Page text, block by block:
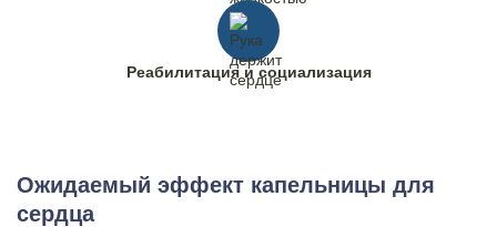
Реабилитация и социализация
Ожидаемый эффект капельницы для
сердца